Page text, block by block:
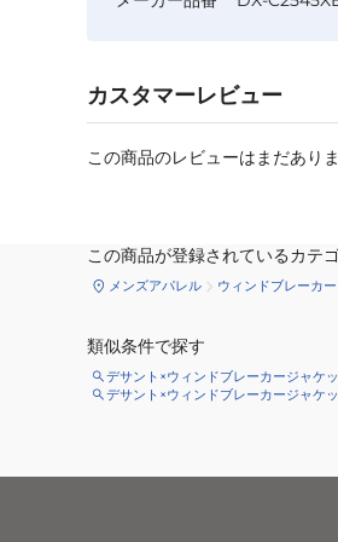
カスタマーレビュー
この商品のレビューはまだありま
この商品が登録されているカテ
メンズアパレル ウィンドブレーカー
類似条件で探す
デサント×ウィンドブレーカージャケ
デサント×ウィンドブレーカージャケ